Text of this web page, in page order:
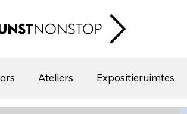
Ateliers Expositieruimtes